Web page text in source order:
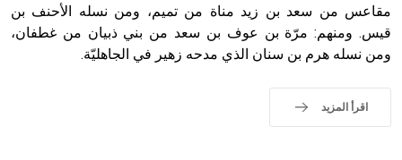
- هل تعلم أن الأبجدية الكنعانية تتألف من /22/ علامة كتابية
sign تكتب منفصلة غير متصلة، وتعتمد المبدأ الأكوروفوني،
حيث تقتصر القيمة الصوتية للعلامة الك
مقاعس من سعد بن زيد مناة من تميم، ومن نسله الأحنف بن
قيس. ومنهم: مرّة بن عوف بن سعد من بني ذبيان من غطفان،
ومن نسله هرم بن سنان الذي مدحه زهير في الجاهليّة.
اقرأ المزيد